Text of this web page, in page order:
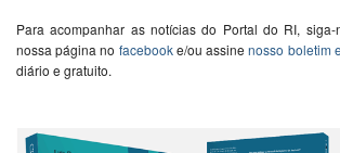
Para acompanhar as notícias do Portal do RI,
nossa página no facebooke/ou assinenosso boletim
diário e gratuito.